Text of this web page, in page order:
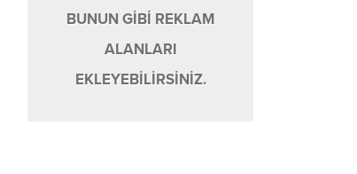
BUNUN GİBİ REKLAM
ALANLARI
EKLEYEBİLİRSİNİZ.